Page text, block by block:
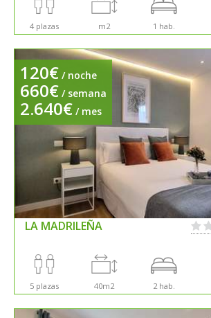
4 plazas m2 1 hab.
120€ / noche
660€ / semana
2.640€ / mes
LA MADRILEÑA
5 plazas 40m2 2 hab.